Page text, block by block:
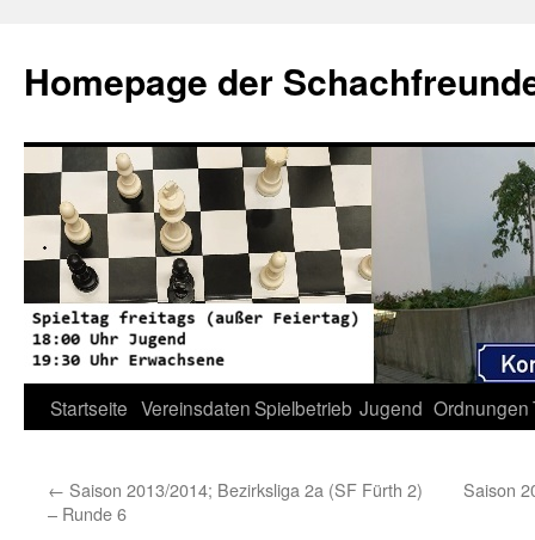
springen
Homepage der
Startseite VereinsdatenSpielbetrieb Jugend Ordnungen
← Saison 2013/2014; Bezirksliga 2a (SF Fürth 2)
– Runde 6
Saison